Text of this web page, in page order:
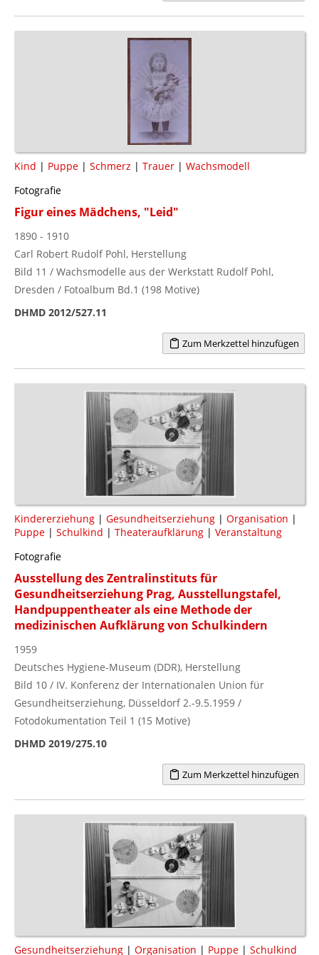
Kind | Puppe | Schmerz | Trauer | Wachsmodell
Fotografie
Figur eines Mädchens, "Leid"
1890 - 1910
Carl Robert Rudolf Pohl, Herstellung
Bild 11 / Wachsmodelle aus der Werkstatt Rudolf Pohl,
Dresden / Fotoalbum Bd.1 (198 Motive)
DHMD 2012/527.11
Zum Merkzettel hinzufügen
Kindererziehung | Gesundheitserziehung | Organisation |
Puppe | Schulkind | Theateraufklärung | Veranstaltung
Fotografie
Ausstellung des Zentralinstituts für
Gesundheitserziehung Prag, Ausstellungstafel,
Handpuppentheater als eine Methode der
medizinischen Aufklärung von Schulkindern
1959
Deutsches Hygiene-Museum (DDR), Herstellung
Bild 10 / IV. Konferenz der Internationalen Union für
Gesundheitserziehung, Düsseldorf 2.-9.5.1959 /
Fotodokumentation Teil 1 (15 Motive)
DHMD 2019/275.10
Zum Merkzettel hinzufügen
Gesundheitserziehung | Organisation | Puppe | Schulkind